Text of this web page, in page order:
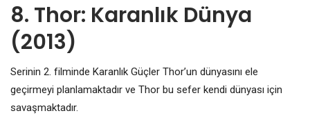
8. Thor: Karanlık Dünya
(2013)
Serinin 2. filminde Karanlık Güçler Thor’un dünyasını ele
geçirmeyi planlamaktadır ve Thor bu sefer kendi dünyası için
savaşmaktadır.